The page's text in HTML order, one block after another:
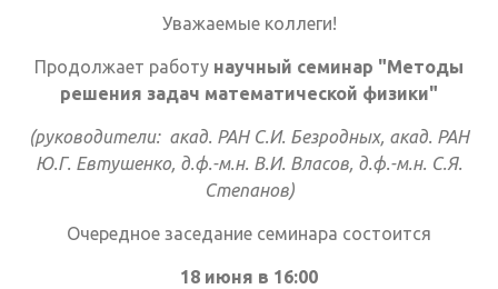
Уважаемые коллеги!
Продолжает работу научный семинар "Методы
решения задач математической физики"
(руководители: акад. РАН С.И. Безродных, акад. РАН
Ю.Г. Евтушенко, д.ф.-м.н. В.И. Власов, д.ф.-м.н. С.Я.
Степанов)
Очередное заседание семинара состоится
18 июня в 16:00